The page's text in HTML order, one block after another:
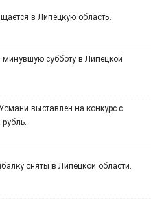
в Липецкую область.
минувшую субботу в Липецкой
выставлен на конкурс с
сняты в Липецкой области.